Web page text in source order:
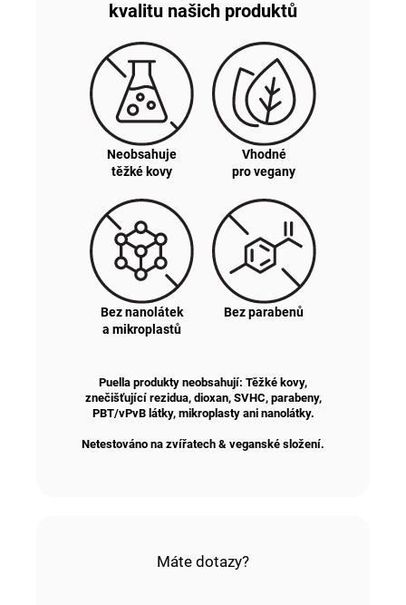
kvalitu našich produktů
Neobsahuje
těžké kovy
Vhodné
pro vegany
Bez nanolátek
a mikroplastů
Bez parabenů
Puella produkty neobsahují: Těžké kovy,
znečišťující rezidua, dioxan, SVHC, parabeny,
PBT/vPvB látky, mikroplasty ani nanolátky.
Netestováno na zvířatech & veganské složení.
Máte dotazy?